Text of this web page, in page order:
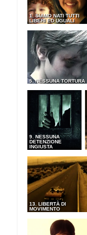
1. SIAMO NATI TUTTI
LIBERI ED UGUALI
5. NESSUNA TORTURA
9. NESSUNA
DETENZIONE
INGIUSTA
13. LIBERTÀ DI
MOVIMENTO